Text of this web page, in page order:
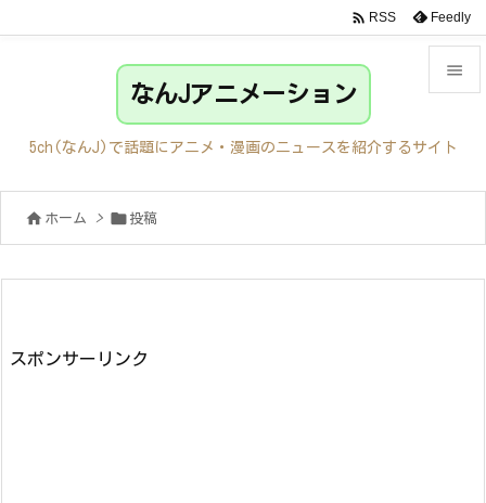

サイド
前へ

 RSS Feedly
なんJアニメーション
5ch(なんJ)で話題にアニメ・漫画のニュースを紹介するサイト
 ホーム >  投稿
スポンサーリンク